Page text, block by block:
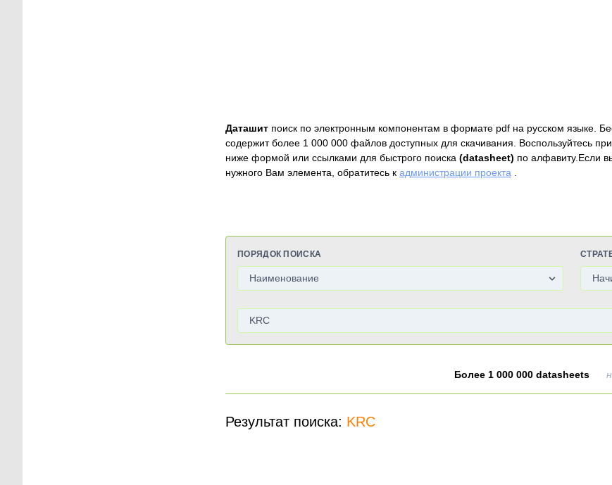
Даташит поиск по электронным компонентам в формате pdf на русском языке.
содержит более 1 000 000 файлов доступных для скачивания. Воспользуйтесь
ниже формой или ссылками для быстрого поиска (datasheet) по алфавиту.Если
нужного Вам элемента, обратитесь к администрации проекта .
ПОРЯДОК ПОИСКА
Более 1 000 000 datasheets
Результат поиска: KRC